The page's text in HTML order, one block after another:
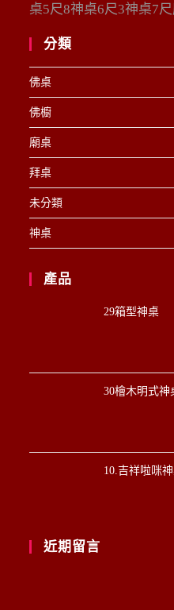
桌5尺8神桌6尺3神桌7
分類
佛桌
佛櫥
廟桌
拜桌
未分類
神桌
產品
29箱型神桌
30檜木明式神
10.吉祥啦咪
近期留言